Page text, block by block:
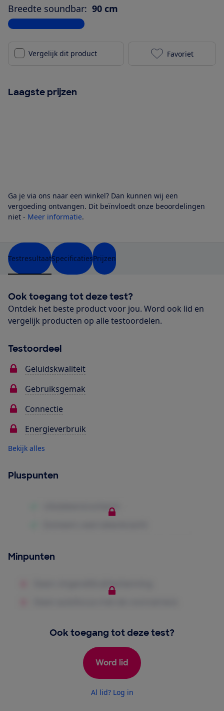
Breedte soundbar: 90 cm
Bekijk alle specificaties
Vergelijk dit product Sony HT-
Favoriet
Laagste prijzen
Ga je via ons naar een winkel? Dan kunnen wij een
vergoeding ontvangen. Dit beïnvloedt onze beoordelingen
niet - Meer informatie.
TestresultaatSpecificatiesPrijzen
Ook toegang tot deze test?
Ontdek het beste product voor jou. Word ook lid en
vergelijk producten op alle testoordelen.
Testoordeel
Geluidskwaliteit
Gebruiksgemak
Connectie
Energieverbruik
Bekijk alles
Pluspunten
Minpunten
Ook toegang tot deze test?
Word lid
Al lid? Log in